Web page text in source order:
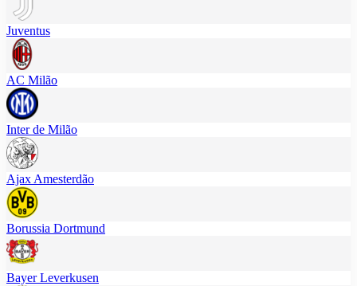
Juventus
AC Milão
Inter de Milão
Ajax Amesterdão
Borussia Dortmund
Bayer Leverkusen